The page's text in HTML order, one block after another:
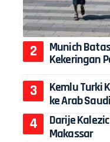
Munich
Kekeringan
Kemlu Turki
ke Arab
Darije
Makassar